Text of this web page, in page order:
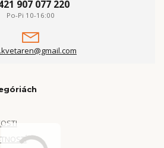
907 077 220
Po-Pi 10-16:00